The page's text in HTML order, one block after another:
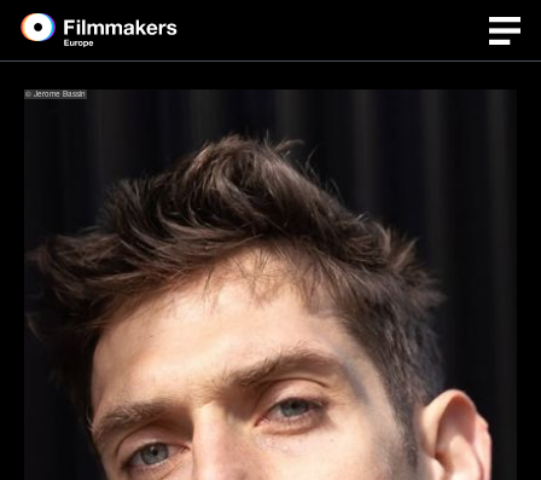
© Jerome Bassin